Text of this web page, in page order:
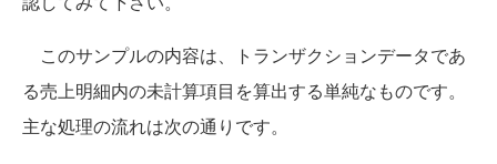
このサンプルの内容は、トランザクションデータであ
る売上明細内の未計算項目を算出する単純なものです。
主な処理の流れは次の通りです。